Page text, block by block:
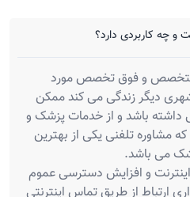
چه کاربردی دارد؟
و فوق تخصص مورد
دیگر زندگی می کند ممکن
داشته باشد و از خدمات پزشک و
که مشاوره تلفنی یکی از بهترین
می باشد.
و افزایش دسترسی عموم
ارتباط از طریق تماس اینترنتی